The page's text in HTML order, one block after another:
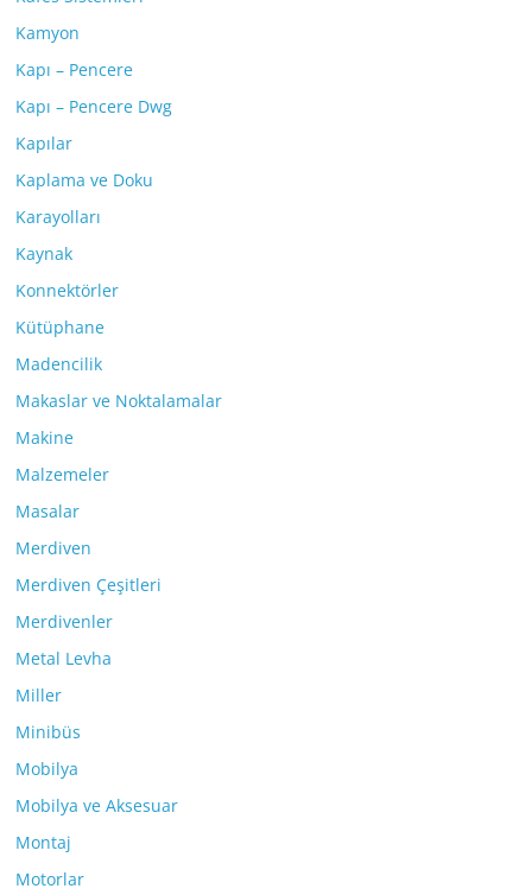
Kamyon
Kapı – Pencere
Kapı – Pencere Dwg
Kapılar
Kaplama ve Doku
Karayolları
Kaynak
Konnektörler
Kütüphane
Madencilik
Makaslar ve Noktalamalar
Makine
Malzemeler
Masalar
Merdiven
Merdiven Çeşitleri
Merdivenler
Metal Levha
Miller
Minibüs
Mobilya
Mobilya ve Aksesuar
Montaj
Motorlar